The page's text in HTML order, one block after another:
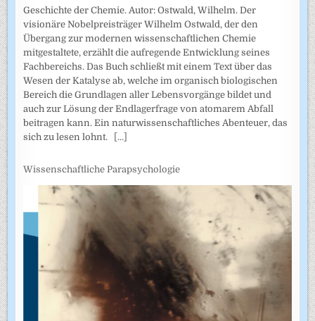
Geschichte der Chemie. Autor: Ostwald, Wilhelm. Der
visionäre Nobelpreisträger Wilhelm Ostwald, der den
Übergang zur modernen wissenschaftlichen Chemie
mitgestaltete, erzählt die aufregende Entwicklung seines
Fachbereichs. Das Buch schließt mit einem Text über das
Wesen der Katalyse ab, welche im organisch biologischen
Bereich die Grundlagen aller Lebensvorgänge bildet und
auch zur Lösung der Endlagerfrage von atomarem Abfall
beitragen kann. Ein naturwissenschaftliches Abenteuer, das
sich zu lesen lohnt.
[...]
Wissenschaftliche Parapsychologie